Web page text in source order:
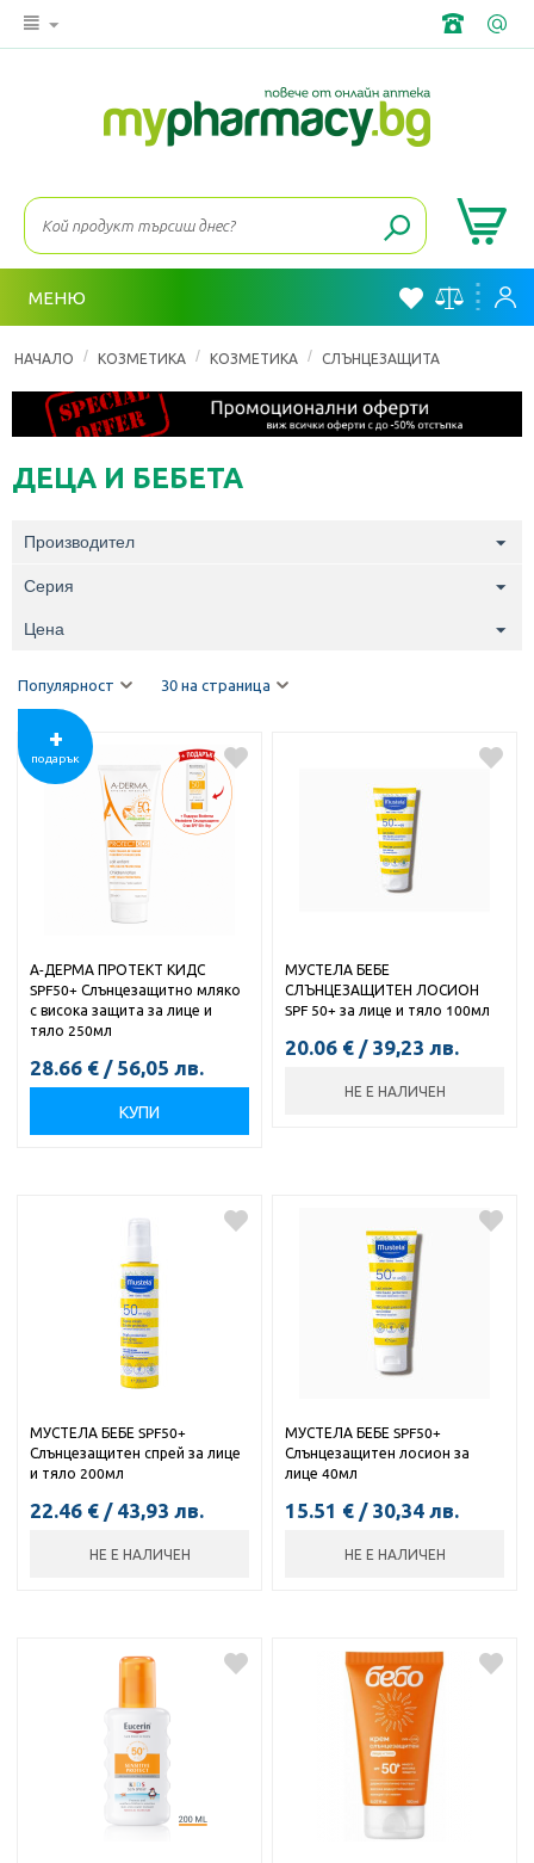
МЕНЮ
НАЧАЛО / КОЗМЕТИКА / КОЗМЕТИКА / СЛЪНЦЕЗАЩИТА
ДЕЦА И БЕБЕТА
Производител
Серия
Цена
Популярност 30 на страница
+
подарък
А-ДЕРМА ПРОТЕКТ КИДС
SPF50+ Слънцезащитно мляко
с висока защита за лице и
тяло 250мл
28.66 € / 56,05 лв.
КУПИ
МУСТЕЛА БЕБЕ
СЛЪНЦЕЗАЩИТЕН ЛОСИОН
SPF 50+ за лице и тяло 100мл
20.06 € / 39,23 лв.
НЕ Е НАЛИЧЕН
МУСТЕЛА БЕБЕ SPF50+
Слънцезащитен спрей за лице
и тяло 200мл
22.46 € / 43,93 лв.
НЕ Е НАЛИЧЕН
МУСТЕЛА БЕБЕ SPF50+
Слънцезащитен лосион за
лице 40мл
15.51 € / 30,34 лв.
НЕ Е НАЛИЧЕН